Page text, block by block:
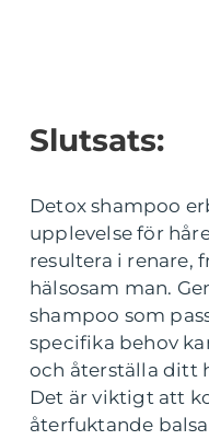
Slutsats:
Detox shampoo
upplevelse för
resultera i renare,
hälsosam man.
shampoo som
specifika behov
och återställa ditt
Det är viktigt att
återfuktande